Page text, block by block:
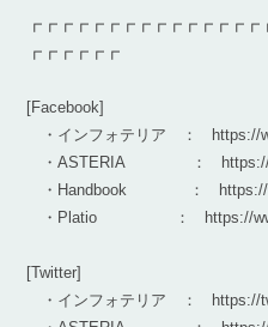
┏┏┏┏┏┏
[Facebook]
・インフォテリア ： https://
・ASTERIA ： https://
・Handbook ： https://
・Platio ： https://
[Twitter]
・インフォテリア ： https://